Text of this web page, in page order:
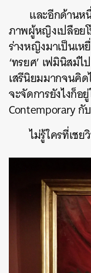
และอีกด้านห
ภาพผู้หญิงเปลือย
ร่างหญิงมาเป็นเห
‘ทรยศ’ เฟมินิสม์
เสรีนิยมมากจนคิด
จะจัดการยังไงก็อ
Contemporary
ไม่รู้ใครที่เชย